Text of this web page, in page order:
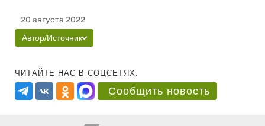
20 августа 2022
Автор/Источник
ЧИТАЙТЕ НАС В СОЦСЕТЯХ:
Сообщить новость